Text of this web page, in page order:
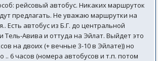
рейсовый автобус. Никаких маршруток
предлагать. Не уважаю маршрутки на
Есть автобус из Б.Г. до центральной
Тель-Авива и оттуда на Эйлат. Выйдет это
на двоих (+ вечные 3-10 в Эйлате)) но
.. 6 часов (номера автобусов и т.п. потом